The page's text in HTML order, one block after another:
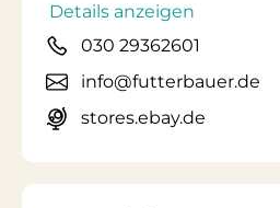
Details anzeigen
030 29362601
info@futterbauer.de
stores.ebay.de